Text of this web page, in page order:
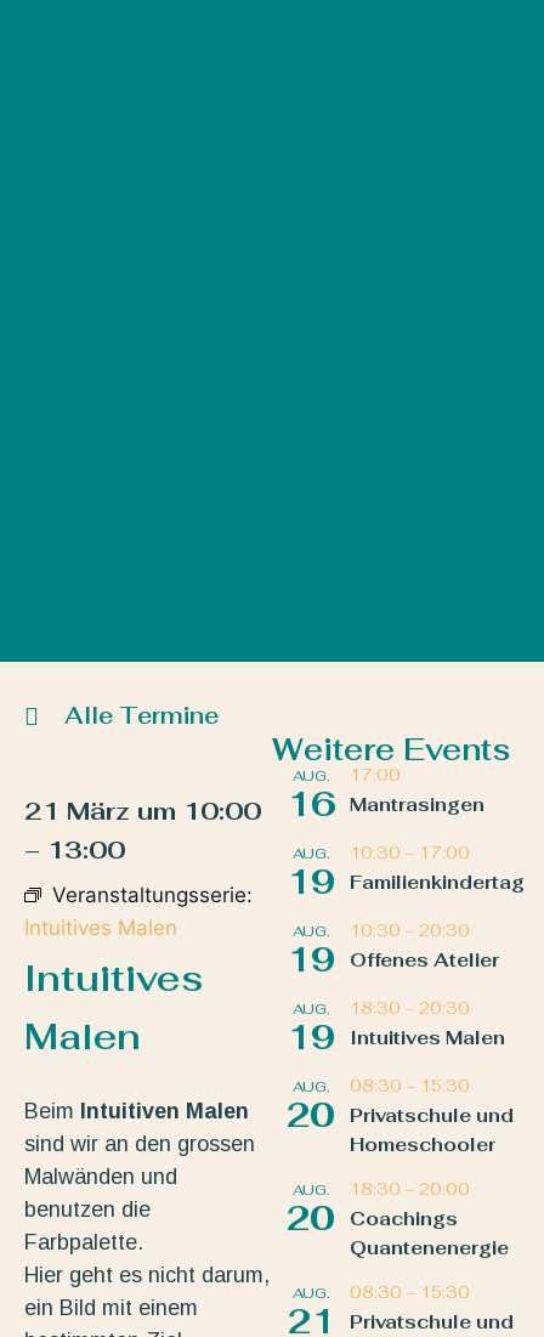
Alle Termine
21 März um 10:00
– 13:00
Veranstaltungsserie:
Intuitives Malen
Intuitives
Malen
Beim Intuitiven Malen
sind wir an den grossen
Malwänden und
benutzen die
Farbpalette.
Hier geht es nicht darum,
ein Bild mit einem
Weitere Events
AUG.
16
17:00
Mantrasingen
AUG.
19
10:30 – 17:00
Familienkindertag
AUG.
19
10:30 – 20:30
Offenes Atelier
AUG.
19
18:30 – 20:30
Intuitives Malen
AUG.
20
08:30 – 15:30
Privatschule und
Homeschooler
AUG.
20
18:30 – 20:00
Coachings
Quantenenergie
AUG.
21
08:30 – 15:30
Privatschule und